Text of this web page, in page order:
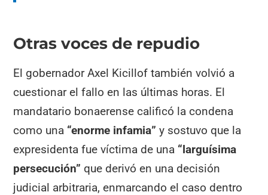
Otras voces de repudio
El gobernador Axel Kicillof también volvió a
cuestionar el fallo en las últimas horas. El
mandatario bonaerense calificó la condena
como una “enorme infamia” y sostuvo que la
expresidenta fue víctima de una “larguísima
persecución” que derivó en una decisión
judicial arbitraria, enmarcando el caso dentro